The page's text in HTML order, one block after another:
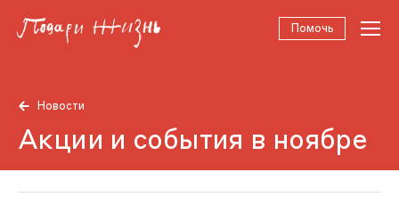
Помочь
Новости
Акции и события в ноябре